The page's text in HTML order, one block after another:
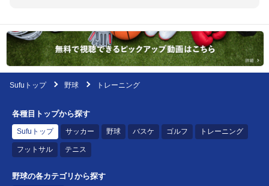
Sufuトップ 野球 トレーニング
各種目トップから探す
Sufuトップ サッカー 野球 バスケ ゴルフ トレーニング
フットサル テニス
野球の各カテゴリから探す